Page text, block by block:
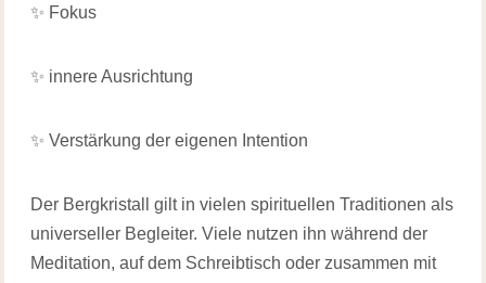
✨ Fokus
✨ innere Ausrichtung
✨ Verstärkung der eigenen Intention
Der Bergkristall gilt in vielen spirituellen Traditionen als
universeller Begleiter. Viele nutzen ihn während der
Meditation, auf dem Schreibtisch oder zusammen mit